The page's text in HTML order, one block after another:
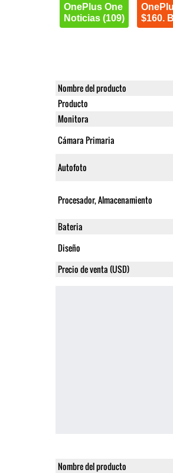
OnePlus One
Noticias (109)
$160.
Nombre del producto
Producto
Monitora
Cámara Primaria
Autofoto
Procesador, Almacenamiento
Bateria
Diseño
Precio de venta (USD)
Nombre del producto